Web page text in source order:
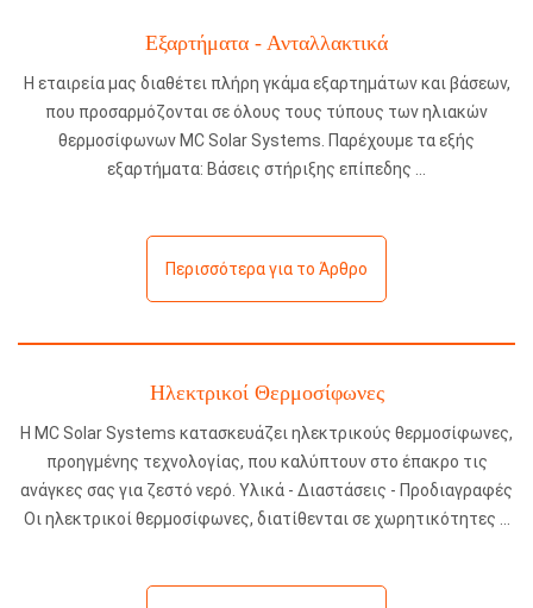
Εξαρτήματα - Ανταλλακτικά
Η εταιρεία μας διαθέτει πλήρη γκάμα εξαρτημάτων και βάσεων,
που προσαρμόζονται σε όλους τους τύπους των ηλιακών
θερμοσίφωνων MC Solar Systems. Παρέχουμε τα εξής
εξαρτήματα: Βάσεις στήριξης επίπεδης
Περισσότερα για το Άρθρο
Ηλεκτρικοί Θερμοσίφωνες
Η MC Solar Systems κατασκευάζει ηλεκτρικούς θερμοσίφωνες,
προηγμένης τεχνολογίας, που καλύπτουν στο έπακρο τις
ανάγκες σας για ζεστό νερό. Υλικά - Διαστάσεις - Προδιαγραφές
Οι ηλεκτρικοί θερμοσίφωνες, διατίθενται σε χωρητικότητες